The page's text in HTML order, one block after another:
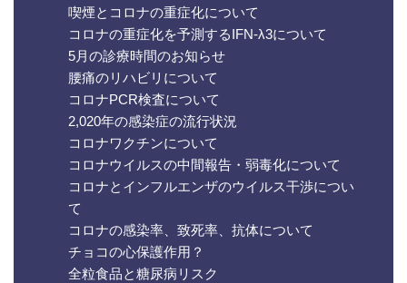
喫煙とコロナの重症化について
コロナの重症化を予測するIFN-λ3について
5月の診療時間のお知らせ
腰痛のリハビリについて
コロナPCR検査について
2,020年の感染症の流行状況
コロナワクチンについて
コロナウイルスの中間報告・弱毒化について
コロナとインフルエンザのウイルス干渉につい
て
コロナの感染率、致死率、抗体について
チョコの心保護作用？
全粒食品と糖尿病リスク